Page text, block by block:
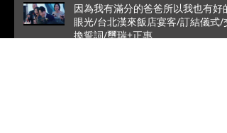
因為我有滿分的爸爸所以我也有好的
眼光/台北漢來飯店宴客/訂結儀式/交
換誓詞/璽瑞+正惠